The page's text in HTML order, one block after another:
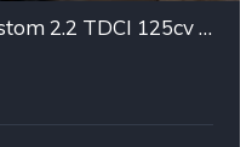
FORD FORD TRANSIT Custom 2.2 TDCI 125cv Titanium 9Plazas